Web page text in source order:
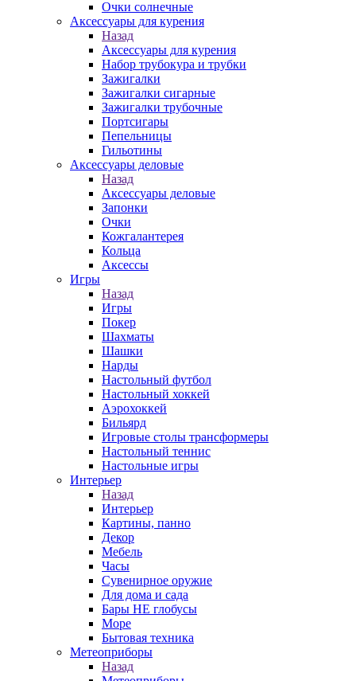
Очки солнечные
Аксессуары для курения
Назад
Аксессуары для курения
Набор трубокура и трубки
Зажигалки
Зажигалки сигарные
Зажигалки трубочные
Портсигары
Пепельницы
Гильотины
Аксессуары деловые
Назад
Аксессуары деловые
Запонки
Очки
Кожгалантерея
Кольца
Аксессы
Игры
Назад
Игры
Покер
Шахматы
Шашки
Нарды
Настольный футбол
Настольный хоккей
Аэрохоккей
Бильярд
Игровые столы трансформеры
Настольный теннис
Настольные игры
Интерьер
Назад
Интерьер
Картины, панно
Декор
Мебель
Часы
Сувенирное оружие
Для дома и сада
Бары НЕ глобусы
Море
Бытовая техника
Метеоприборы
Назад